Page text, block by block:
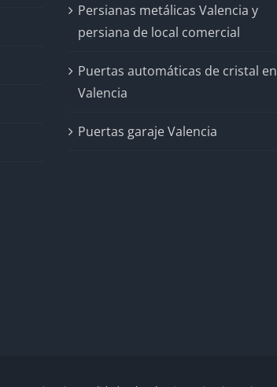
Persianas metálicas Valencia y
persiana de local comercial
Puertas automáticas de cristal en
Valencia
Puertas garaje Valencia